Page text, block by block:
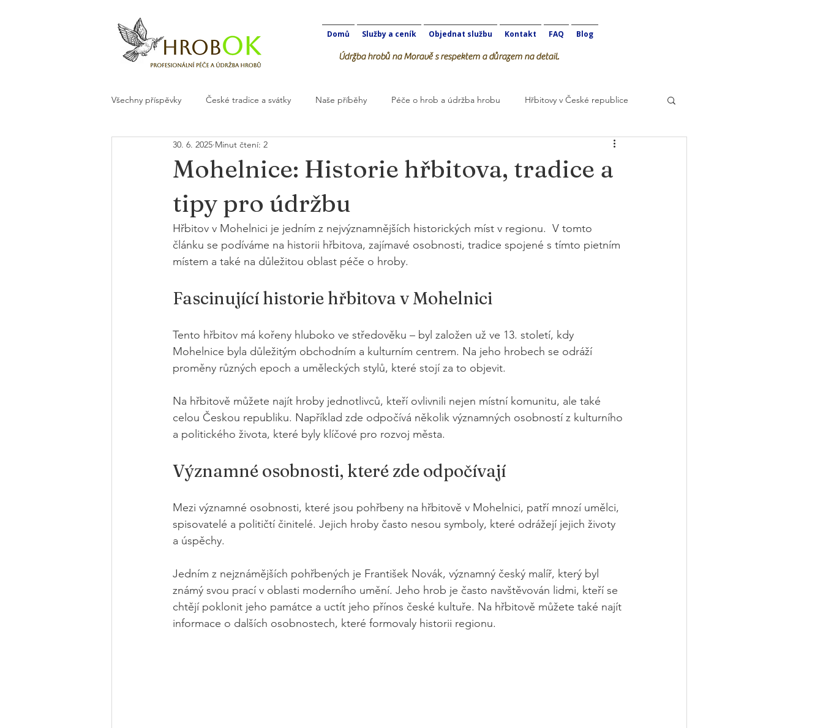
Domů Služby a ceník Objednat službu Kontakt FAQ Blog
Údržba hrobů na Moravě s respektem a důrazem na detail.
Všechny příspěvky České tradice a svátky Naše příběhy Péče o hrob a údržba hrobu Hřbitovy v České republice
Květiny a dekorace na hrob HrobOK
Mohelnice: Historie hřbitova, tradice a
tipy pro údržbu
30. 6. 2025 Minut čtení: 2
Hřbitov v Mohelnici je jedním z nejvýznamnějších historických míst v regionu.  V tomto
článku se podíváme na historii hřbitova, zajímavé osobnosti, tradice spojené s tímto pietním
místem a také na důležitou oblast péče o hroby.
Fascinující historie hřbitova v Mohelnici
Tento hřbitov má kořeny hluboko ve středověku – byl založen už ve 13. století, kdy
Mohelnice byla důležitým obchodním a kulturním centrem. Na jeho hrobech se odráží
proměny různých epoch a uměleckých stylů, které stojí za to objevit.
Na hřbitově můžete najít hroby jednotlivců, kteří ovlivnili nejen místní komunitu, ale také
celou Českou republiku. Například zde odpočívá několik významných osobností z kulturního
a politického života, které byly klíčové pro rozvoj města.
Významné osobnosti, které zde odpočívají
Mezi významné osobnosti, které jsou pohřbeny na hřbitově v Mohelnici, patří mnozí umělci,
spisovatelé a političtí činitelé. Jejich hroby často nesou symboly, které odrážejí jejich životy
a úspěchy.
Jedním z nejznámějších pohřbených je František Novák, významný český malíř, který byl
známý svou prací v oblasti moderního umění. Jeho hrob je často navštěvován lidmi, kteří se
chtějí poklonit jeho památce a uctít jeho přínos české kultuře. Na hřbitově můžete také najít
informace o dalších osobnostech, které formovaly historii regionu.